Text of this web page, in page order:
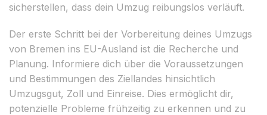
sicherstellen, dass dein Umzug reibungslos verläuft.
Der erste Schritt bei der Vorbereitung deines Umzugs
von Bremen ins EU-Ausland ist die Recherche und
Planung. Informiere dich über die Voraussetzungen
und Bestimmungen des Ziellandes hinsichtlich
Umzugsgut, Zoll und Einreise. Dies ermöglicht dir,
potenzielle Probleme frühzeitig zu erkennen und zu